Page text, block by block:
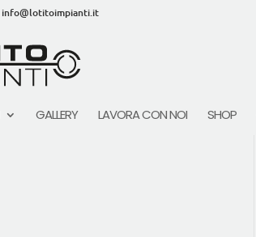
info@lotitoimpianti.it
GALLERY LAVORA CON NOI SHOP